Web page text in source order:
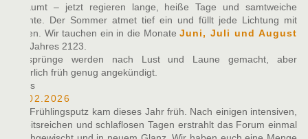
geräumt – jetzt regieren lange, heiße Tage und samtweiche
Nächte. Der Sommer atmet tief ein und füllt jede Lichtung mit
Leben. Wir tauchen ein in die MonateJuni, Juli und August
des Jahres 2123.
Zeitsprünge werden nach Lust und Laune gemacht, aber
natürlich früh genug angekündigt.
News
10.02.2026
Der Frühlingsputz kam dieses Jahr früh. Nach einigen intensiven,
arbeitsreichen und schlaflosen Tagen erstrahlt das Forum einmal